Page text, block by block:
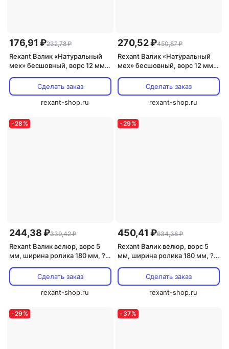
176,91 ₽232,78 ₽
Rexant Валик «Натуральный
мех» бесшовный, ворс 12 мм,
0035 1 штСделать заказ
rexant-shop.ru
270,52 ₽450,87 ₽
Rexant Валик «Натуральный
мех» бесшовный, ворс 12 мм,
0036 1 штСделать заказ
rexant-shop.ru
-28 %
244,38 ₽339,42 ₽
Rexant Валик велюр, ворс 5
мм, ширина ролика 180 мм, ?
Сделать заказ
rexant-shop.ru
-29 %
450,41 ₽634,38 ₽
Rexant Валик велюр, ворс 5
мм, ширина ролика 180 мм, ?
«Мастер», 89-0007 1 шт
Сделать заказ
rexant-shop.ru
-29 % - 37%